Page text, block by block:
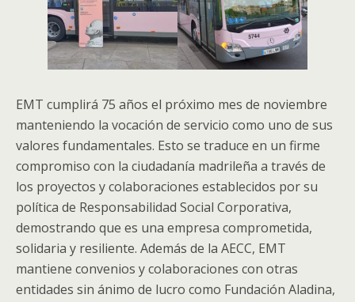
EMT cumplirá 75 años el próximo mes de noviembre
manteniendo la vocación de servicio como uno de sus
valores fundamentales. Esto se traduce en un firme
compromiso con la ciudadanía madrileña a través de
los proyectos y colaboraciones establecidos por su
política de Responsabilidad Social Corporativa,
demostrando que es una empresa comprometida,
solidaria y resiliente. Además de la AECC, EMT
mantiene convenios y colaboraciones con otras
entidades sin ánimo de lucro como Fundación Aladina,